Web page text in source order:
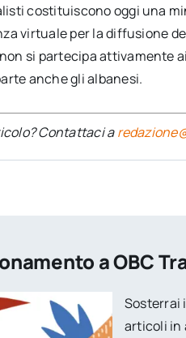
costituiscono oggi una
virtuale per la diffusione
si partecipa attivamente
anche gli albanesi.
Contattaci a
a OBC
Sosterrai
articoli in